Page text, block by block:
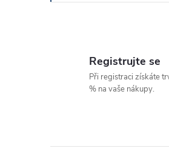
Registrujte se
Při registraci získáte
% na vaše nákupy.